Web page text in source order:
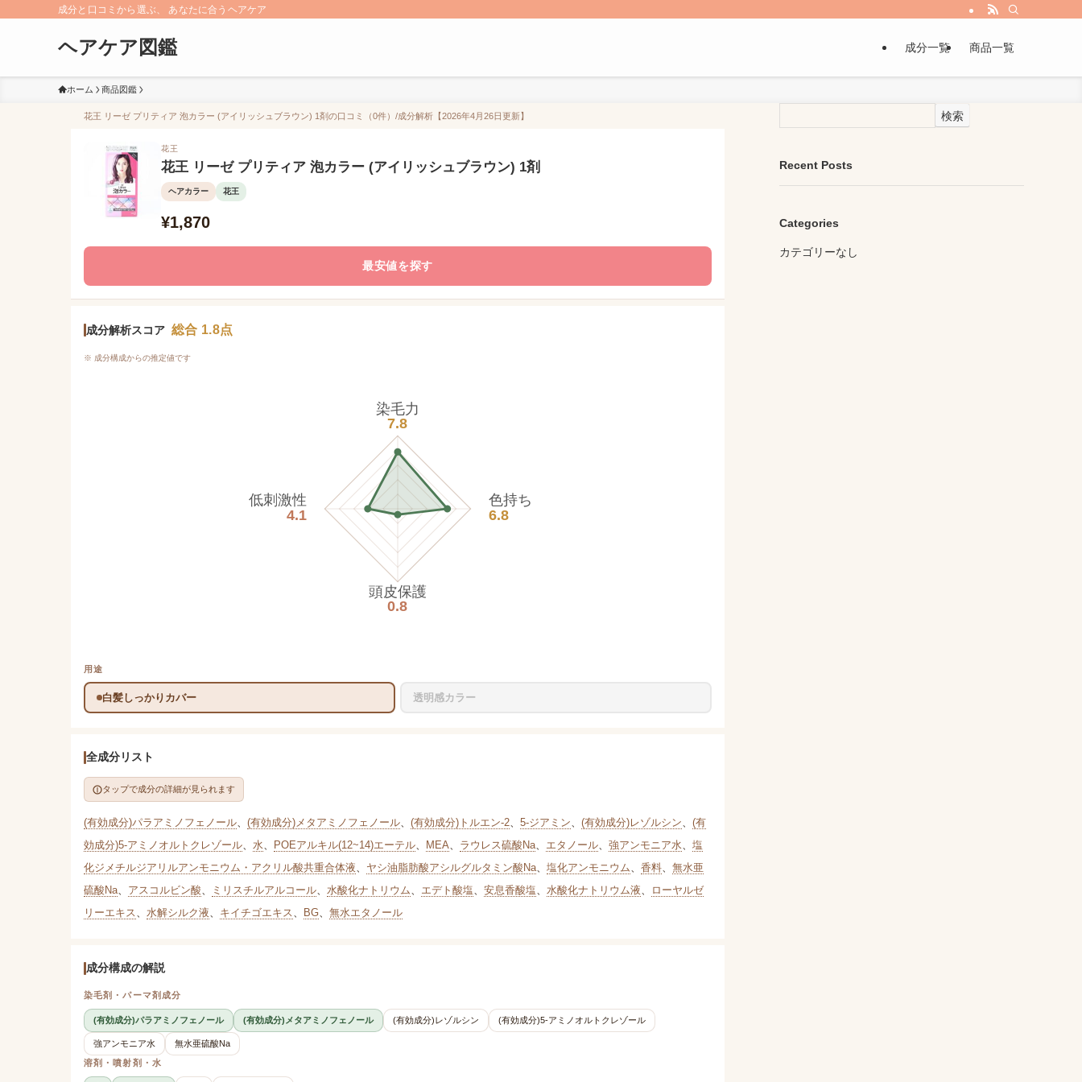
成分と口コミから選ぶ、 あなたに合うヘアケア
ヘアケア図鑑 成分一覧 商品一覧
ホーム 商品図鑑
花王 リーゼ プリティア 泡カラー (アイリッシュブラウン) 1剤の口コミ（0件）/成分解析【2026年4月26日更新】
花王
花王 リーゼ プリティア 泡カラー (アイリッシュブラウン) 1剤
ヘアカラー 花王
¥1,870
最安値を探す
成分解析スコア 総合 1.8点
※ 成分構成からの推定値です
染毛力
7.8
色持ち
6.8
頭皮保護
0.8
低刺激性
4.1
用途
白髪しっかりカバー 透明感カラー
全成分リスト
タップで成分の詳細が見られます
(有効成分)パラアミノフェノール、 (有効成分)メタアミノフェノール、 (有効成分)トルエン-2、 5-ジアミン、 (有効成分)レゾルシン、 (有
効成分)5-アミノオルトクレゾール、 水、 POEアルキル(12~14)エーテル、 MEA、 ラウレス硫酸Na、 エタノール、 強アンモニア水、 塩
化ジメチルジアリルアンモニウム・アクリル酸共重合体液、 ヤシ油脂肪酸アシルグルタミン酸Na、 塩化アンモニウム、 香料、 無水亜
硫酸Na、 アスコルビン酸、 ミリスチルアルコール、 水酸化ナトリウム、 エデト酸塩、 安息香酸塩、 水酸化ナトリウム液、
ローヤルゼ
リーエキス、 水解シルク液、 キイチゴエキス、 BG、 無水エタノール
成分構成の解説
染毛剤・パーマ剤成分
(有効成分)パラアミノフェノール (有効成分)メタアミノフェノール (有効成分)レゾルシン (有効成分)5-アミノオルトクレゾール
強アンモニア水
無水亜硫酸Na
溶剤・噴射剤・水
検索
Recent Posts
Categories
カテゴリーなし